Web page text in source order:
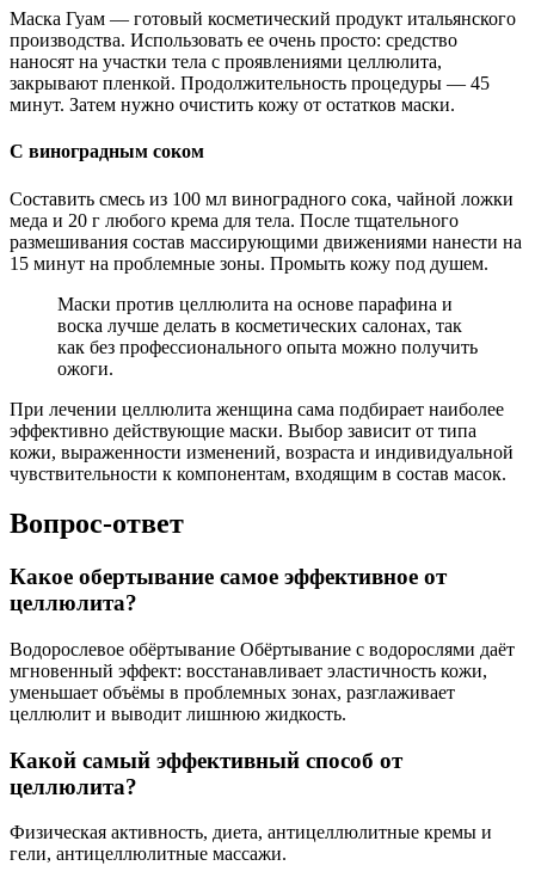
Маска Гуам — готовый косметический продукт итальянского
производства. Использовать ее очень просто: средство
наносят на участки тела с проявлениями целлюлита,
закрывают пленкой. Продолжительность процедуры — 45
минут. Затем нужно очистить кожу от остатков маски.
С виноградным соком
Составить смесь из 100 мл виноградного сока, чайной ложки
меда и 20 г любого крема для тела. После тщательного
размешивания состав массирующими движениями нанести на
15 минут на проблемные зоны. Промыть кожу под душем.
Маски против целлюлита на основе парафина и
воска лучше делать в косметических салонах, так
как без профессионального опыта можно получить
ожоги.
При лечении целлюлита женщина сама подбирает наиболее
эффективно действующие маски. Выбор зависит от типа
кожи, выраженности изменений, возраста и индивидуальной
чувствительности к компонентам, входящим в состав масок.
Вопрос-ответ
Какое обертывание самое эффективное от
целлюлита?
Водорослевое обёртывание Обёртывание с водорослями даёт
мгновенный эффект: восстанавливает эластичность кожи,
уменьшает объёмы в проблемных зонах, разглаживает
целлюлит и выводит лишнюю жидкость.
Какой самый эффективный способ от
целлюлита?
Физическая активность, диета, антицеллюлитные кремы и
гели, антицеллюлитные массажи.